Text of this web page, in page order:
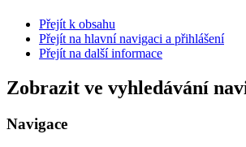
Přejít k obsahu
Přejít na hlavní navigaci a přihlášení
Přejít na další informace
Zobrazit ve vyhledávání
Navigace